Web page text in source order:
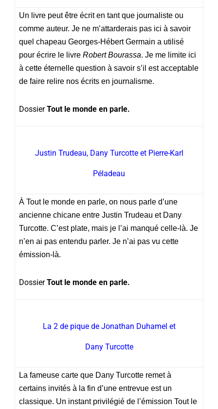
Un livre peut être écrit en tant que journaliste ou
comme auteur. Je ne m’attarderais pas ici à savoir
quel chapeau Georges-Hébert Germain a utilisé
pour écrire le livre Robert Bourassa. Je me limite ici
à cette éternelle question à savoir s’il est acceptable
de faire relire nos écrits en journalisme.
DossierTout le monde en parle.
Justin Trudeau, Dany Turcotte et Pierre-Karl
Péladeau
À Tout le monde en parle, on nous parle d’une
ancienne chicane entre Justin Trudeau et Dany
Turcotte. C’est plate, mais je l’ai manqué celle-là. Je
n’en ai pas entendu parler. Je n’ai pas vu cette
émission-là.
DossierTout le monde en parle.
La 2 de pique de Jonathan Duhamel et
Dany Turcotte
La fameuse carte que Dany Turcotte remet à
certains invités à la fin d’une entrevue est un
classique. Un instant privilégié de l’émission Tout le